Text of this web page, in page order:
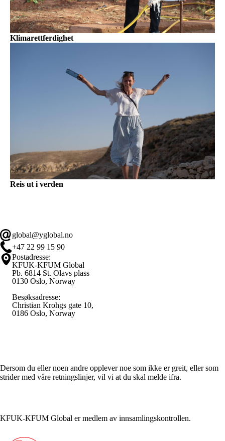
Klimarettferdighet
Reis ut i verden
global@yglobal.no
+47 22 99 15 90
Postadresse:
KFUK-KFUM Global
Pb. 6814 St. Olavs plass
0130 Oslo, Norway
Besøksadresse:
Christian Krohgs gate 10,
0186 Oslo, Norway
Dersom du eller noen andre opplever noe som ikke er greit, eller som
strider med våre retningslinjer, vil vi at du skal melde ifra.
KFUK-KFUM Global er medlem av innsamlingskontrollen.